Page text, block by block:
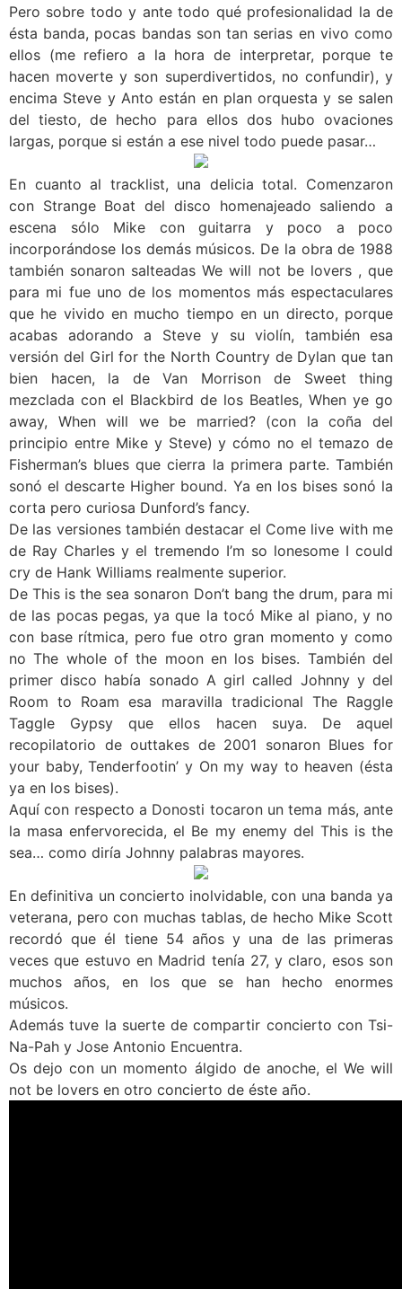
Pero sobre todo y ante todo qué profesionalidad la de
ésta banda, pocas bandas son tan serias en vivo como
ellos (me refiero a la hora de interpretar, porque te
hacen moverte y son superdivertidos, no confundir), y
encima Steve y Anto están en plan orquesta y se salen
del tiesto, de hecho para ellos dos hubo ovaciones
largas, porque si están a ese nivel todo puede pasar…
En cuanto al tracklist, una delicia total. Comenzaron
con Strange Boat del disco homenajeado saliendo a
escena sólo Mike con guitarra y poco a poco
incorporándose los demás músicos. De la obra de 1988
también sonaron salteadas We will not be lovers , que
para mi fue uno de los momentos más espectaculares
que he vivido en mucho tiempo en un directo, porque
acabas adorando a Steve y su violín, también esa
versión del Girl for the North Country de Dylan que tan
bien hacen, la de Van Morrison de Sweet thing
mezclada con el Blackbird de los Beatles, When ye go
away, When will we be married? (con la coña del
principio entre Mike y Steve) y cómo no el temazo de
Fisherman’s blues que cierra la primera parte. También
sonó el descarte Higher bound. Ya en los bises sonó la
corta pero curiosa Dunford’s fancy.
De las versiones también destacar el Come live with me
de Ray Charles y el tremendo I’m so lonesome I could
cry de Hank Williams realmente superior.
De This is the sea sonaron Don’t bang the drum, para mi
de las pocas pegas, ya que la tocó Mike al piano, y no
con base rítmica, pero fue otro gran momento y como
no The whole of the moon en los bises. También del
primer disco había sonado A girl called Johnny y del
Room to Roam esa maravilla tradicional The Raggle
Taggle Gypsy que ellos hacen suya. De aquel
recopilatorio de outtakes de 2001 sonaron Blues for
your baby, Tenderfootin’ y On my way to heaven (ésta
ya en los bises).
Aquí con respecto a Donosti tocaron un tema más, ante
la masa enfervorecida, el Be my enemy del This is the
sea… como diría Johnny palabras mayores.
En definitiva un concierto inolvidable, con una banda ya
veterana, pero con muchas tablas, de hecho Mike Scott
recordó que él tiene 54 años y una de las primeras
veces que estuvo en Madrid tenía 27, y claro, esos son
muchos años, en los que se han hecho enormes
músicos.
Además tuve la suerte de compartir concierto con Tsi-
Na-Pah y Jose Antonio Encuentra.
Os dejo con un momento álgido de anoche, el We will
not be lovers en otro concierto de éste año.